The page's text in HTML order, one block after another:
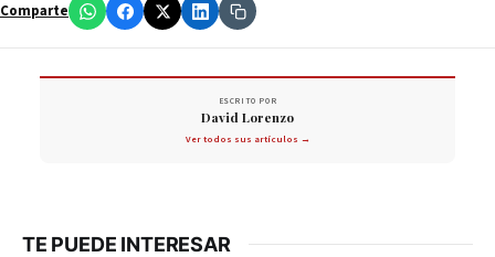
Comparte
ESCRITO POR
David Lorenzo
Ver todos sus artículos →
TE PUEDE INTERESAR